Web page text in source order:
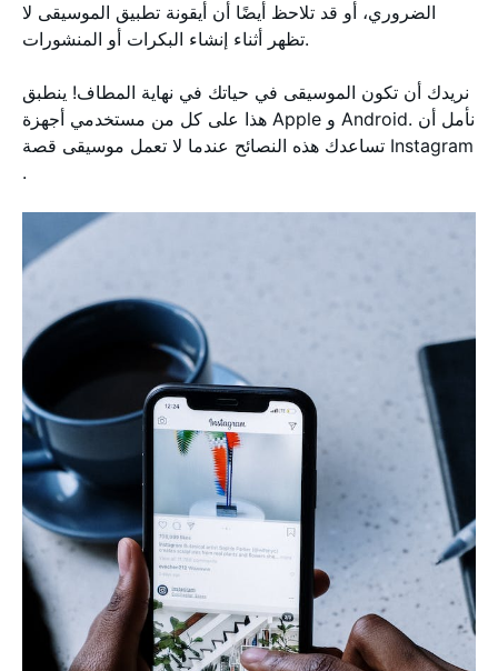
الضروري، أو قد تلاحظ أيضًا أن أيقونة تطبيق الموسيقى لا
تظهر أثناء إنشاء البكرات أو المنشورات.
نريدك أن تكون الموسيقى في حياتك في نهاية المطاف! ينطبق
هذا على كل من مستخدمي أجهزة Apple و Android. نأمل أن
تساعدك هذه النصائح عندما لا تعمل موسيقى قصة Instagram
.